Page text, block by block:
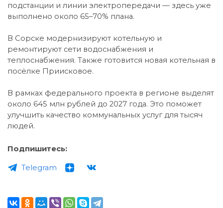
подстанции и линии электропередачи — здесь уже
выполнено около 65–70% плана.
В Сорске модернизируют котельную и
ремонтируют сети водоснабжения и
теплоснабжения. Также готовится новая котельная в
посёлке Приисковое.
В рамках федерального проекта в регионе выделят
около 645 млн рублей до 2027 года. Это поможет
улучшить качество коммунальных услуг для тысяч
людей.
Подпишитесь:
Telegram